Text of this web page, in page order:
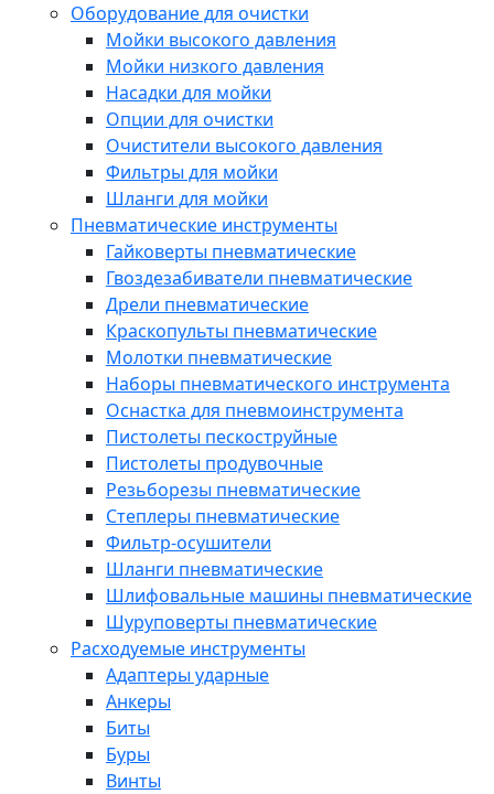
Оборудование для очистки
Мойки высокого давления
Мойки низкого давления
Насадки для мойки
Опции для очистки
Очистители высокого давления
Фильтры для мойки
Шланги для мойки
Пневматические инструменты
Гайковерты пневматические
Гвоздезабиватели пневматические
Дрели пневматические
Краскопульты пневматические
Молотки пневматические
Наборы пневматического инструмента
Оснастка для пневмоинструмента
Пистолеты пескоструйные
Пистолеты продувочные
Резьборезы пневматические
Степлеры пневматические
Фильтр-осушители
Шланги пневматические
Шлифовальные машины пневматические
Шуруповерты пневматические
Расходуемые инструменты
Адаптеры ударные
Анкеры
Биты
Буры
Винты